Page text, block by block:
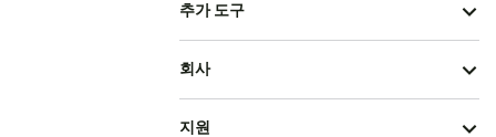
추가 도구
회사
지원